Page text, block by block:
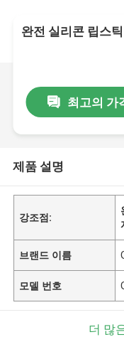
완전 실리콘 립스
최고의 가
제품 설명
강조점:
브랜드 이름
모델 번호
더 많